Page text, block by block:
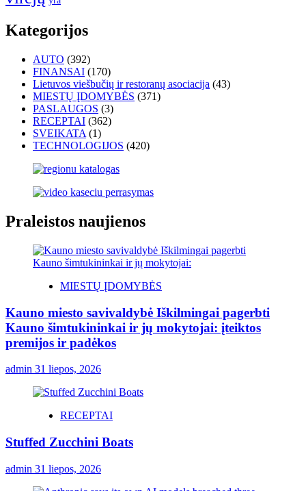
Kategorijos
AUTO (392)
FINANSAI (170)
Lietuvos viešbučių ir restoranų asociacija (43)
MIESTŲ ĮDOMYBĖS (371)
PASLAUGOS (3)
RECEPTAI (362)
SVEIKATA (1)
TECHNOLOGIJOS (420)
Praleistos naujienos
MIESTŲ ĮDOMYBĖS
Kauno miesto savivaldybė Iškilmingai pagerbti
Kauno šimtukininkai ir jų mokytojai: įteiktos
premijos ir padėkos
admin 31 liepos, 2026
RECEPTAI
Stuffed Zucchini Boats
admin 31 liepos, 2026